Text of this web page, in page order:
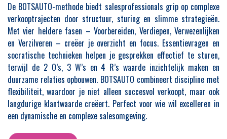
De BOTSAUTO-methode biedt salesprofessionals grip op complexe
verkooptrajecten door structuur, sturing en slimme strategieën.
Met vier heldere fasen – Voorbereiden, Verdiepen, Verwezenlijken
en Verzilveren – creëer je overzicht en focus. Essentievragen en
socratische technieken helpen je gesprekken effectief te sturen,
terwijl de 2 O’s, 3 W’s en 4 R’s waarde inzichtelijk maken en
duurzame relaties opbouwen. BOTSAUTO combineert discipline met
flexibiliteit, waardoor je niet alleen succesvol verkoopt, maar ook
langdurige klantwaarde creëert. Perfect voor wie wil excelleren in
een dynamische en complexe salesomgeving.